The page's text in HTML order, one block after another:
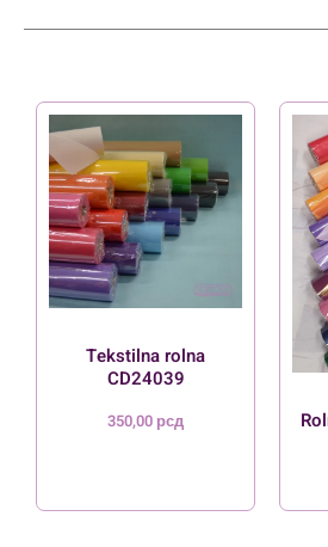
Tekstilna rolna
CD24039
350,00 рсд